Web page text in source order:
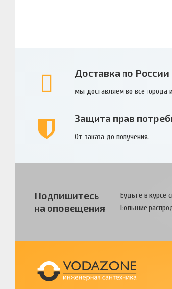
Доставка по России
мы доставляем во все города
Защита прав
От заказа до получения.
Подпишитесь
на оповещения
Будьте в курсе
Большие